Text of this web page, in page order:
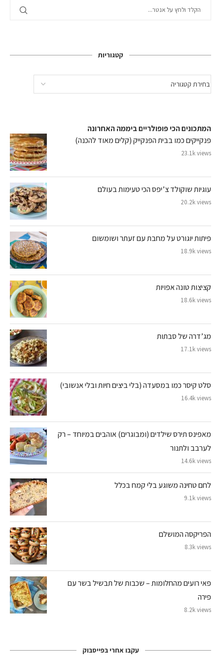
קטגוריות
המתכונים הכי פופולריים ביממה האחרונה
פנקייקים כמו בבית הפנקייק (קלים מאוד להכנה)
23.1k views
עוגיות שוקולד צ’יפס הכי טעימות בעולם
20.2k views
פיתות יוגורט על מחבת עם זעתר ושומשום
18.9k views
קציצות טונה אפויות
18.6k views
מג’דרה של סבתות
17.1k views
סלט קיסר כמו במסעדה (בלי ביצים חיות ובלי אנשובי)
16.4k views
מאפינס תירס שילדים (ומבוגרים) אוהבים במיוחד – רק
לערבב ולתנור
14.6k views
לחם טחינה משוגע בלי קמח בכלל
9.1k views
הפריקסה המושלם
8.3k views
פאי רועים מהחלומות – שכבות של תבשיל בשר עם
פירה
8.2k views
עקבו אחרי בפייסבוק